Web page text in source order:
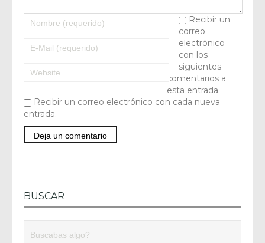
Recibir un
correo
electrónico
con los
siguientes
comentarios a
esta entrada.
Recibir un correo electrónico con cada nueva
entrada.
BUSCAR